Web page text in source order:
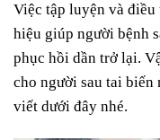
Việc tập luyện và
hiệu giúp người bệnh
phục hồi dần trở lại.
cho người sau tai biến
viết dưới đây nhé.